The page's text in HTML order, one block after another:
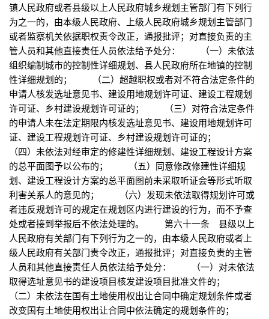
镇人民政府或者县级以上人民政府城乡规划主管部门有下列行
为之一的，由本级人民政府、上级人民政府城乡规划主管部门
或者监察机关依据职权责令改正，通报批评；对直接负责的主
管人员和其他直接责任人员依法给予处分： （一）未依法
组织编制城市的控制性详细规划、县人民政府所在地镇的控制
性详细规划的； （二）超越职权或者对不符合法定条件的
申请人核发选址意见书、建设用地规划许可证、建设工程规划
许可证、乡村建设规划许可证的； （三）对符合法定条件
的申请人未在法定期限内核发选址意见书、建设用地规划许可
证、建设工程规划许可证、乡村建设规划许可证的；
（四）未依法对经审定的修建性详细规划、建设工程设计方案
的总平面图予以公布的； （五）同意修改修建性详细规
划、建设工程设计方案的总平面图前未采取听证会等形式听取
利害关系人的意见的； （六）发现未依法取得规划许可或
者违反规划许可的规定在规划区内进行建设的行为，而不予查
处或者接到举报后不依法处理的。 第六十一条 县级以上
人民政府有关部门有下列行为之一的，由本级人民政府或者上
级人民政府有关部门责令改正，通报批评；对直接负责的主管
人员和其他直接责任人员依法给予处分： （一）对未依法
取得选址意见书的建设项目核发建设项目批准文件的；
（二）未依法在国有土地使用权出让合同中确定规划条件或者
改变国有土地使用权出让合同中依法确定的规划条件的；